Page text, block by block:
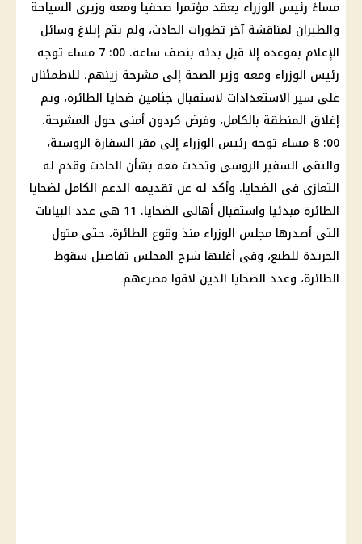
مساءً رئيس الوزراء يعقد مؤتمرا صحفيا ومعه وزيرى السياحة
والطيران لمناقشة آخر تطورات الحادث، ولم يتم إبلاغ وسائل
الإعلام بموعده إلا قبل بدئه بنصف ساعة. 00: 7 مساء توجه
رئيس الوزراء ومعه وزير الصحة إلى مشرحة زينهم، للاطمئنان
على سير الاستعدادات لاستقبال جثامين ضحايا الطائرة، وتم
إغلاق المنطقة بالكامل، وفرض كردون أمنى حول المشرحة.
00: 8 مساء توجه رئيس الوزراء إلى مقر السفارة الروسية،
والتقى السفير الروسى وتحدث معه بشأن الحادث وقدم له
التعازى فى الضحايا، وأكد له عن تقديمه الدعم الكامل لضحايا
الطائرة مبدئيا واستقبال أهالى الضحايا. 11 هى عدد البيانات
التى أصدرها مجلس الوزراء منذ وقوع الطائرة، حتى مثول
الجريدة للطبع، وفى أغلبها شرح المجلس تفاصيل سقوط
الطائرة، وعدد الضحايا الذين لاقوا مصرعهم